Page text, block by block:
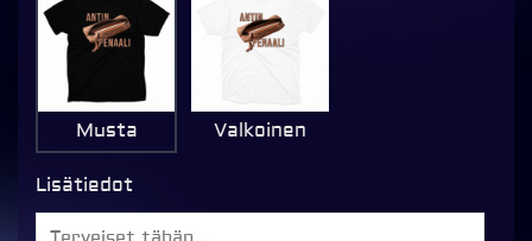
Musta Valkoinen
Lisätiedot